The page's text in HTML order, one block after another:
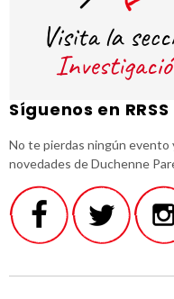
Síguenos en RRSS
No te pierdas ningún evento
novedades de Duchenne